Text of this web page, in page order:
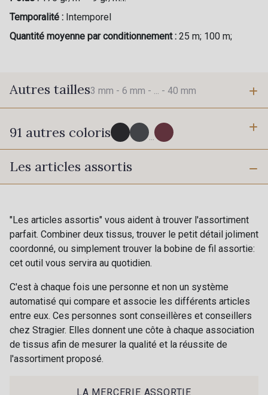
Temporalité : Intemporel
Quantité moyenne par conditionnement : 25 m; 100 m;
Autres tailles3 mm - 6 mm - ... - 40 mm
3 mm
10 mm
91 autres coloris ...
725 - 725 Noir
30 - 30 Silver 401 - 401 Blanc
23 - 23 Natural
614 - 614 White Coffee
27 - 27 Beige
Les articles assortis
"Les articles assortis" vous aident à trouver l'assortiment
parfait. Combiner deux tissus, trouver le petit détail joliment
coordonné, ou simplement trouver la bobine de fil assortie:
cet outil vous servira au quotidien.
C'est à chaque fois une personne et non un système
automatisé qui compare et associe les différents articles
entre eux. Ces personnes sont conseillères et conseillers
chez Stragier. Elles donnent une côte à chaque association
de tissus afin de mesurer la qualité et la réussite de
l'assortiment proposé.
LA MERCERIE ASSORTIE